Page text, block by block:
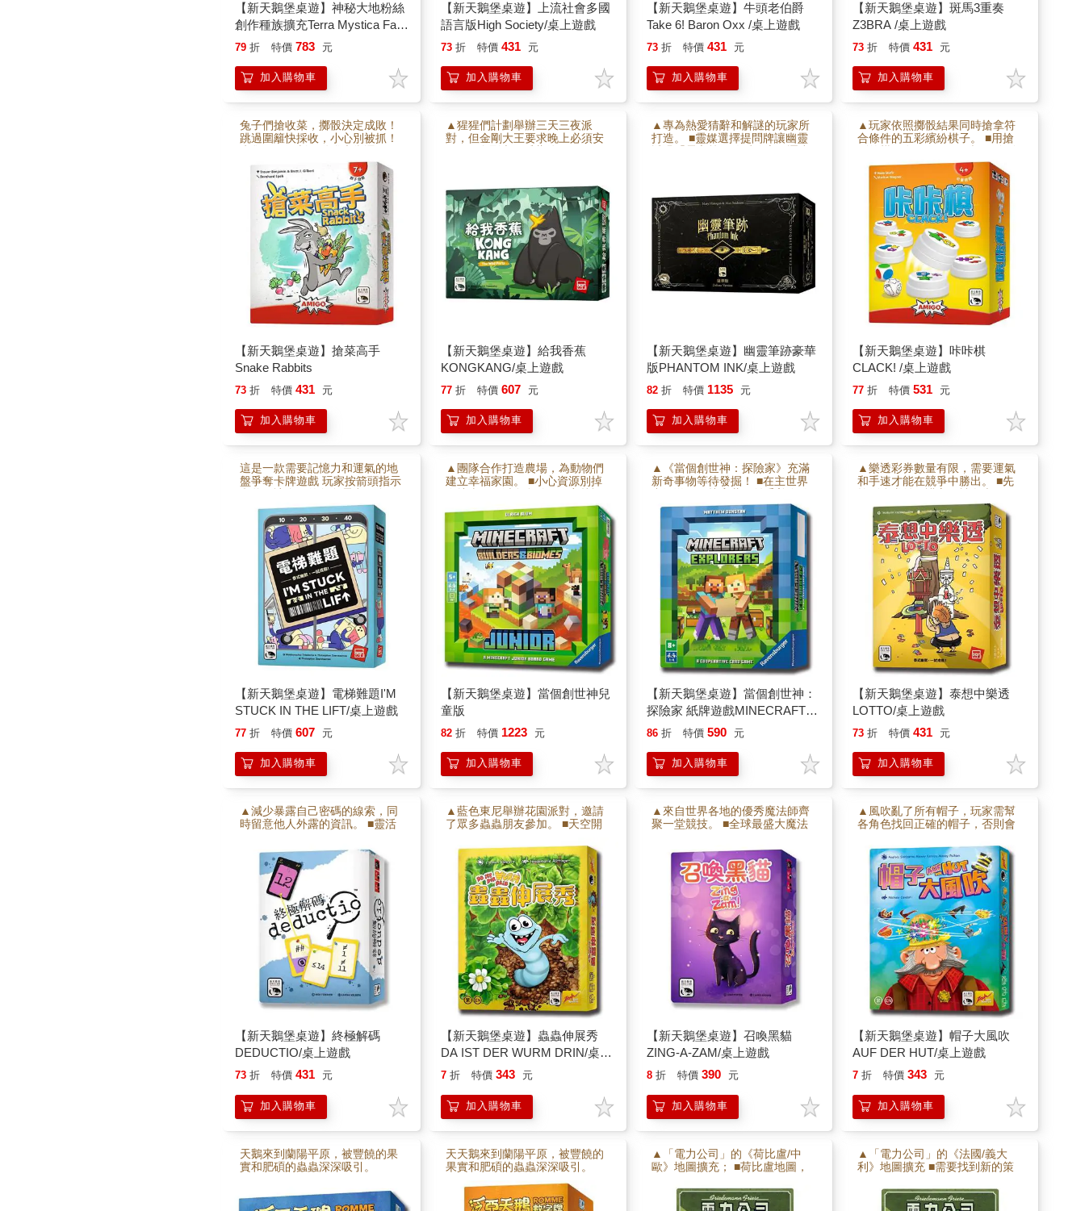
【新天鵝堡桌遊】神秘大地粉絲
創作種族擴充Terra Mystica Fan
Factions桌上遊戲
79 折 特價 783 元
加入購物車
【新天鵝堡桌遊】上流社會多國
語言版High Society/桌上遊戲
73 折 特價 431 元
加入購物車
【新天鵝堡桌遊】牛頭老伯爵
Take 6! Baron Oxx /桌上遊戲
73 折 特價 431 元
加入購物車
【新天鵝堡桌遊】斑馬3重奏
Z3BRA /桌上遊戲
73 折 特價 431 元
加入購物車
兔子們搶收菜，擲骰決定成敗！
跳過圍籬快採收，小心別被抓！
比誰能在時間內，拿最多蔬菜！
【新天鵝堡桌遊】搶菜高手
Snake Rabbits
73 折 特價 431 元
加入購物車
▲猩猩們計劃舉辦三天三夜派
對，但金剛大王要求晚上必須安
勵，最吵者被香蕉皮甩臉扣分。
【新天鵝堡桌遊】給我香蕉
KONGKANG/桌上遊戲
77 折 特價 607 元
加入購物車
▲專為熱愛猜辭和解謎的玩家所
打造。 ■靈媒選擇提問牌讓幽靈
【新天鵝堡桌遊】幽靈筆跡豪華
版PHANTOM INK/桌上遊戲
82 折 特價 1135 元
加入購物車
▲玩家依照擲骰結果同時搶拿符
合條件的五彩繽紛棋子。 ■用搶
「?」聲表示成功扣合。 ■遊戲結
束時，擁有最高棋塔的玩家獲
【新天鵝堡桌遊】咔咔棋
CLACK! /桌上遊戲
77 折 特價 531 元
加入購物車
這是一款需要記憶力和運氣的地
盤爭奪卡牌遊戲 玩家按箭頭指示
準確記住牌面位置就能贏得勝
【新天鵝堡桌遊】電梯難題I'M
STUCK IN THE LIFT/桌上遊戲
77 折 特價 607 元
加入購物車
▲團隊合作打造農場，為動物們
建立幸福家園。 ■小心資源別掉
獸路徑，在怪獸擋住入口前完成
穀倉。
【新天鵝堡桌遊】當個創世神兒
童版
82 折 特價 1223 元
加入購物車
▲《當個創世神：探險家》充滿
新奇事物等待發掘！ ■在主世界
在箱子裡。 ■與隊友在時限內合
作完成任務，取得勝利。
【新天鵝堡桌遊】當個創世神：
探險家 紙牌遊戲MINECRAFT
EXPLORERS/桌上遊戲
86 折 特價 590 元
加入購物車
▲樂透彩券數量有限，需要運氣
和手速才能在競爭中勝出。 ■先
過16番的拼搏才能進入特別號階
段。 ■精彩的特別號上場後，將
決定您的發財夢能否一夕成真。
【新天鵝堡桌遊】泰想中樂透
LOTTO/桌上遊戲
73 折 特價 431 元
加入購物車
▲減少暴露自己密碼的線索，同
時留意他人外露的資訊。 ■靈活
才能占得先機。 ■在對手破解您
的密碼前，搶先揭露其他玩家的
密碼。
【新天鵝堡桌遊】終極解碼
DEDUCTIO/桌上遊戲
73 折 特價 431 元
加入購物車
▲藍色東尼舉辦花園派對，邀請
了眾多蟲蟲朋友參加。 ■天空開
中舉行伸展大賽。 ■考驗玩家的
記憶力和手氣，運用好牌讓蟲蟲
變長。
【新天鵝堡桌遊】蟲蟲伸展秀
DA IST DER WURM DRIN/桌上
遊戲
7 折 特價 343 元
加入購物車
▲來自世界各地的優秀魔法師齊
聚一堂競技。 ■全球最盛大魔法
即將開始，你是否已做好準備？
【新天鵝堡桌遊】召喚黑貓
ZING-A-ZAM/桌上遊戲
8 折 特價 390 元
加入購物車
▲風吹亂了所有帽子，玩家需幫
各角色找回正確的帽子，否則會
問題，是遊戲中的關鍵道具。 ■
玩家任務是悄悄讓各角色戴回自
己的帽子，不被其他玩家發現。
【新天鵝堡桌遊】帽子大風吹
AUF DER HUT/桌上遊戲
7 折 特價 343 元
加入購物車
天鵝來到蘭陽平原，被豐饒的果
實和肥碩的蟲蟲深深吸引。
天天鵝來到蘭陽平原，被豐饒的
果實和肥碩的蟲蟲深深吸引。
▲「電力公司」的《荷比盧/中
歐》地圖擴充； ■荷比盧地圖，
遊戲。 ■中歐地圖，有大量煤礦
可以使用，也有非核家園的國家
▲「電力公司」的《法國/義大
利》地圖擴充 ■需要找到新的策
同的燃料補充。